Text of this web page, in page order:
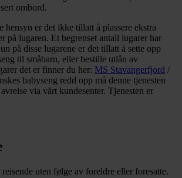
ombord.
hensyn er det ikke tillatt å plassere ekstra
på lugaren. Et begrenset antall lugarer har
på disse lugarene er det tillatt å sette opp
til småbarn, eller bestille utlån av
det er finner du her: MS Stavangerfjord /
babyseng redd opp må denne tjenesten
via vårt kundesenter. Tjenesten er
uten følge av foreldre eller foresatte.